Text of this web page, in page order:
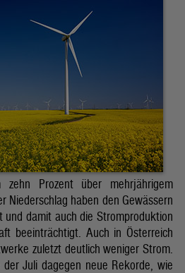
zehn Prozent über mehrjährigem
Niederschlag haben den Gewässern
und damit auch die Stromproduktion
beeinträchtigt. Auch in Österreich
zuletzt deutlich weniger Strom.
Juli dagegen neue Rekorde, wie